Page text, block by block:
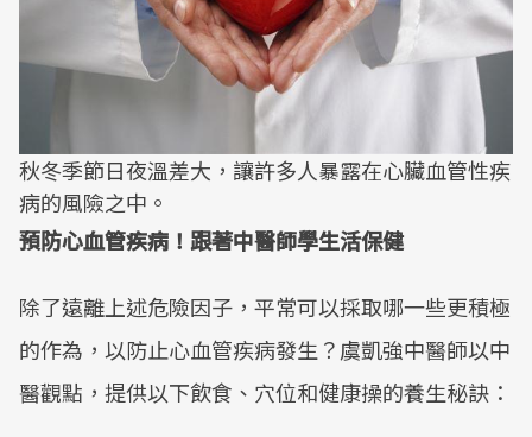
秋冬季節日夜溫差大，讓許多人暴露在心臟血管性疾
病的風險之中。
預防心血管疾病！跟著中醫師學生活保健
除了遠離上述危險因子，平常可以採取哪一些更積極
的作為，以防止心血管疾病發生？虞凱強中醫師以中
醫觀點，提供以下飲食、穴位和健康操的養生秘訣：